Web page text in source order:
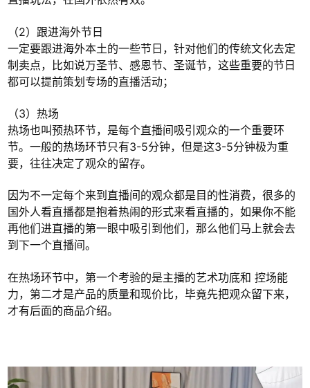
（2）跟进海外节日
一定要跟进海外本土的一些节日，针对他们的传统文化去定
制卖点，比如说万圣节、感恩节、圣诞节，这些重要的节日
都可以提前策划专场的直播活动；
（3）热场
热场也叫预热环节，是每个直播间吸引观众的一个重要环
节。一般的热场环节只有3-5分钟，但是这3-5分钟极为重
要，往往决定了观众的留存。
因为不一定每个来到直播间的观众都是目的性消费，很多的
国外人看直播都是抱着热闹的形式来看直播的，如果你不能
再他们进直播的第一眼中吸引到他们，那么他们马上就会去
到下一个直播间。
在热场环节中，第一个考验的是主播的艺术功底和 控场能
力，第二才是产品的质量和现价比，毕竟先把观众留下来，
才有后面的商品介绍。